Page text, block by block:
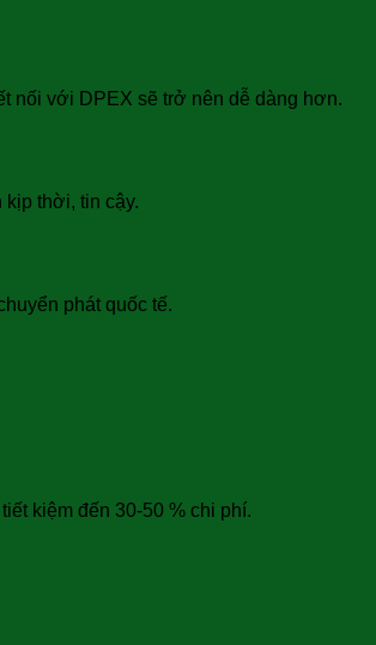
nối với DPEX sẽ trở nên dễ dàng hơn.
thời, tin cậy.
phát quốc tế.
kiệm đến 30-50 % chi phí.